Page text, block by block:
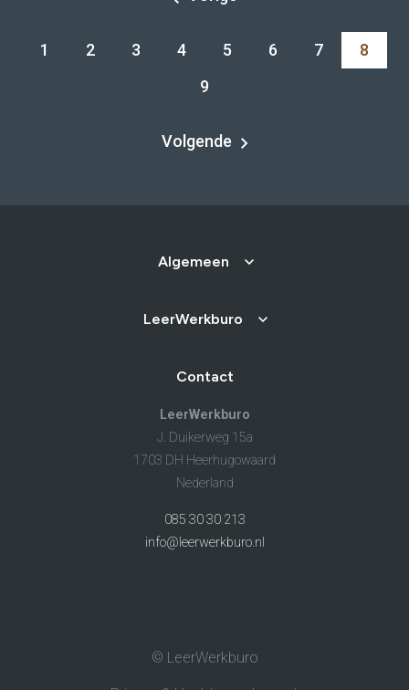
1 2 3 4 5 6 7
8
9
Volgende
Algemeen
LeerWerkburo
Contact
LeerWerkburo
J. Duikerweg 15a
1703 DH Heerhugowaard
Nederland
085 30 30 213
info@leerwerkburo.nl
© LeerWerkburo